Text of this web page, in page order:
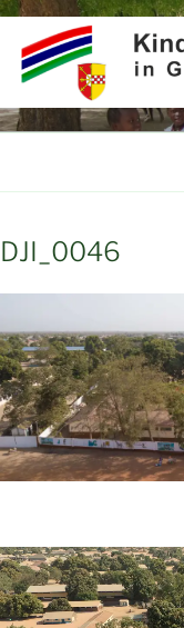
Zum
Inhalt
springen
Partner für Afrika e.V.
DJI_0046